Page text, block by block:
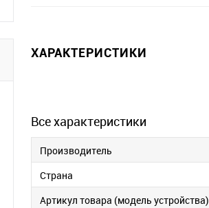
ХАРАКТЕРИСТИКИ
Все характеристики
Производитель
Страна
Артикул товара (модель устройства)